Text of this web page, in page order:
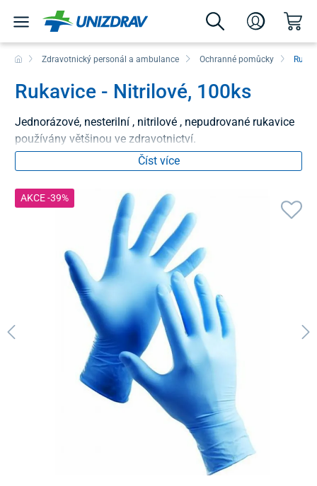
Zdravotnický personál a ambulance Ochranné pomůcky
Rukavice - Nitrilové, 100ks
Jednorázové, nesterilní , nitrilové , nepudrované rukavice
používány většinou ve zdravotnictví.
Číst více
AKCE -39%